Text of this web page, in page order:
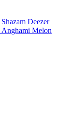
Shazam Deezer
Anghami Melon